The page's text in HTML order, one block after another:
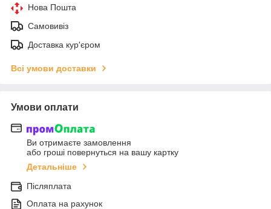
Нова Пошта
Самовивіз
Доставка кур'єром
Всі умови доставки
Умови оплати
Ви отримаєте замовлення
або гроші повернуться на вашу картку
Детальніше
Післяплата
Оплата на рахунок